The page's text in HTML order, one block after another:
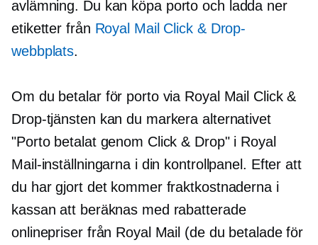
avlämning. Du kan köpa porto och ladda ner
etiketter från Royal Mail Click & Drop-
webbplats.
Om du betalar för porto via Royal Mail Click &
Drop-tjänsten kan du markera alternativet
"Porto betalat genom Click & Drop" i Royal
Mail-inställningarna i din kontrollpanel. Efter att
du har gjort det kommer fraktkostnaderna i
kassan att beräknas med rabatterade
onlinepriser från Royal Mail (de du betalade för